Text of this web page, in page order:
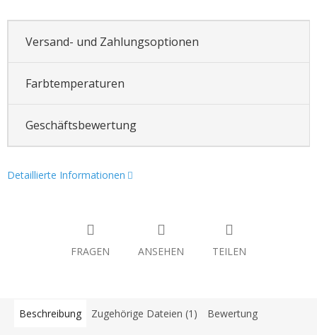
Versand- und Zahlungsoptionen
Farbtemperaturen
Geschäftsbewertung
Detaillierte Informationen
FRAGEN ANSEHEN TEILEN
Beschreibung Zugehörige Dateien (1) Bewertung